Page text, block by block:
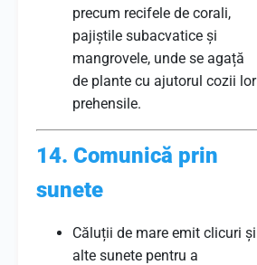
precum recifele de corali,
pajiștile subacvatice și
mangrovele, unde se agață
de plante cu ajutorul cozii lor
prehensile.
14. Comunică prin
sunete
Căluții de mare emit clicuri și
alte sunete pentru a